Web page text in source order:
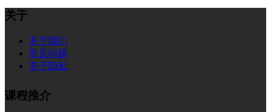
关于
关于我们
常见问题
关于隐私
课程推介